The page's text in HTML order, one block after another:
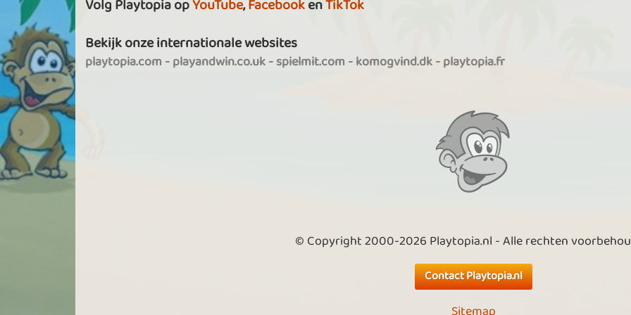
Volg Playtopia opYouTube,FacebookenTikTok
Bekijk onze internationale websites
playtopia.com -playandwin.co.uk-spielmit.com -komogvind.dk-playtopia.fr
© Copyright 2000-2026 Playtopia.nl - Alle rechten
Contact Playtopia.nl